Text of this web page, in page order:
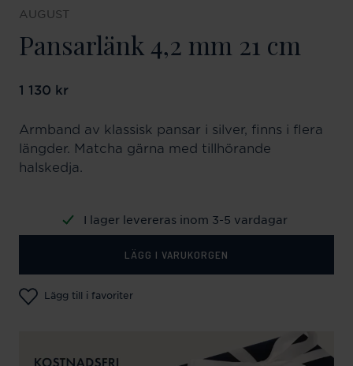
AUGUST
Pansarlänk 4,2 mm 21 cm
Pris: 1 130 kr
1 130 kr
Armband av klassisk pansar i silver, finns i flera
längder. Matcha gärna med tillhörande
halskedja.
I lager levereras inom 3-5 vardagar
LÄGG I VARUKORGEN
Lägg till i favoriter